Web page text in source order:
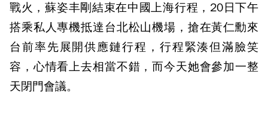
戰火，蘇姿丰剛結束在中國上海行程，20日下午
搭乘私人專機抵達台北松山機場，搶在黃仁勳來
台前率先展開供應鏈行程，行程緊湊但滿臉笑
容，心情看上去相當不錯，而今天她會參加一整
天閉門會議。